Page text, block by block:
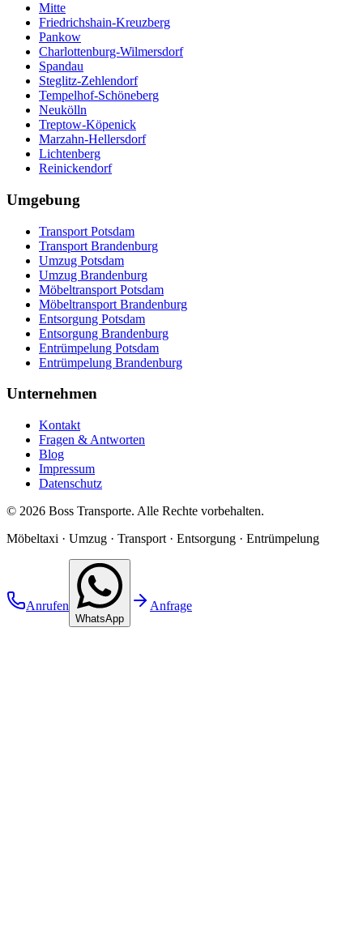
Mitte
Friedrichshain-Kreuzberg
Pankow
Charlottenburg-Wilmersdorf
Spandau
Steglitz-Zehlendorf
Tempelhof-Schöneberg
Neukölln
Treptow-Köpenick
Marzahn-Hellersdorf
Lichtenberg
Reinickendorf
Umgebung
Transport Potsdam
Transport Brandenburg
Umzug Potsdam
Umzug Brandenburg
Möbeltransport Potsdam
Möbeltransport Brandenburg
Entsorgung Potsdam
Entsorgung Brandenburg
Entrümpelung Potsdam
Entrümpelung Brandenburg
Unternehmen
Kontakt
Fragen & Antworten
Blog
Impressum
Datenschutz
© 2026 Boss Transporte. Alle Rechte vorbehalten.
Möbeltaxi · Umzug · Transport · Entsorgung · Entrümpelung
Anrufen
WhatsApp
Anfrage